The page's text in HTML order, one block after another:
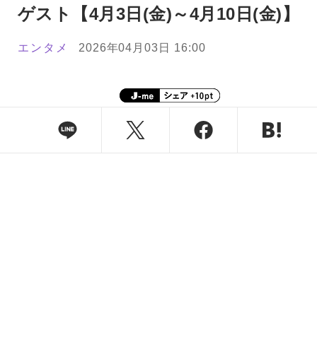
ゲスト【4月3日(金)～4月10日(金)】
エンタメ 2026年04月03日 16:00